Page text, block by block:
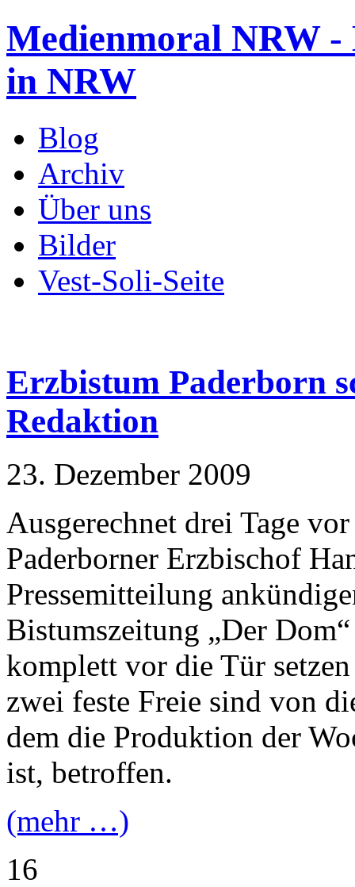
Medienmoral NRW
in NRW
Blog
Archiv
Über uns
Bilder
Vest-Soli-Seite
Erzbistum Paderborn
Redaktion
23. Dezember 2009
Ausgerechnet drei Tage
Paderborner Erzbischof
Pressemitteilung
Bistumszeitung „Der
komplett vor die Tür
zwei feste Freie sind von
dem die Produktion der
ist, betroffen.
(mehr …)
16